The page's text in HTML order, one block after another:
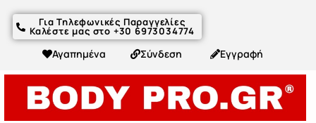
Για Τηλεφωνικές Παραγγελίες
Καλέστε μας στο +30 6973034774
Αγαπημένα Σύνδεση Εγγραφή